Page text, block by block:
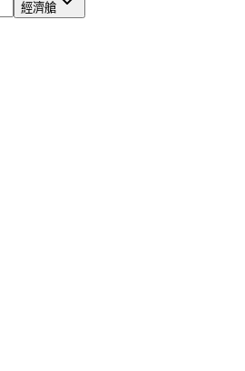
經濟艙